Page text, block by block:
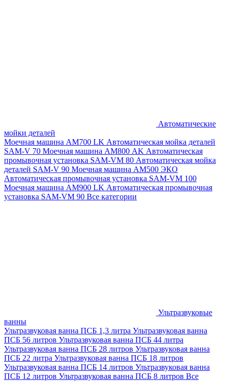
Автоматические
мойки деталей
Моечная машина AM700 LK Автоматическая мойка деталей
SAM-V 70 Моечная машина АМ800 AK Автоматическая
промывочная установка SAM-VM 80 Автоматическая мойка
деталей SAM-V 90 Моечная машина АМ500 ЭКО
Автоматическая промывочная установка SAM-VM 100
Моечная машина AM900 LK Автоматическая промывочная
установка SAM-VM 90 Все категории
Ультразвуковые
ванны
Ультразвуковая ванна ПСБ 1,3 литра Ультразвуковая ванна
ПСБ 56 литров Ультразвуковая ванна ПСБ 44 литра
Ультразвуковая ванна ПСБ 28 литров Ультразвуковая ванна
ПСБ 22 литра Ультразвуковая ванна ПСБ 18 литров
Ультразвуковая ванна ПСБ 14 литров Ультразвуковая ванна
ПСБ 12 литров Ультразвуковая ванна ПСБ 8 литров Все